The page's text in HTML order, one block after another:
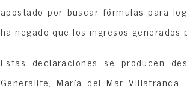
apostado por buscar fórmulas para
ha negado que los ingresos
Estas declaraciones se producen
Generalife, María del Mar